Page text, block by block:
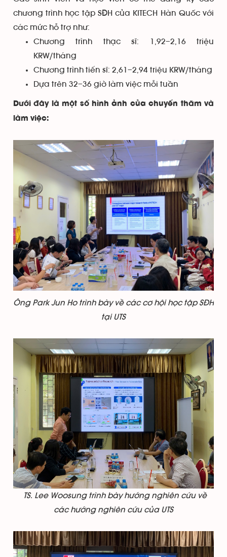
chương trình học tập SĐH của KITECH Hàn Quốc với
các mức hỗ trợ như:
Chương trình thạc sĩ: 1,92–2,16 triệu
KRW/tháng
Chương trình tiến sĩ: 2,61–2,94 triệu KRW/tháng
Dựa trên 32–36 giờ làm việc mỗi tuần
Dưới đây là một số hình ảnh của chuyến thăm và
làm việc:
Ông Park Jun Ho trình bày về các cơ hội học tập SĐH
tại UTS
TS. Lee Woosung trình bày hướng nghiên cứu về
các hướng nghiên cứu của UTS